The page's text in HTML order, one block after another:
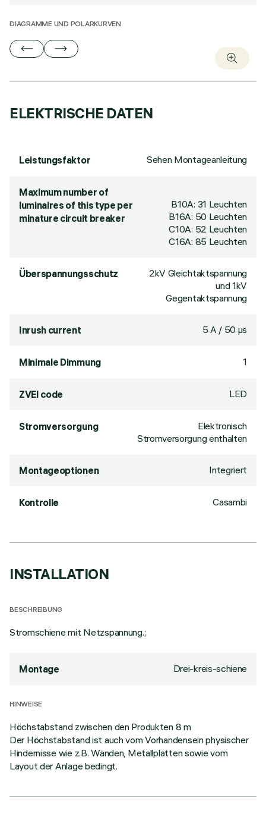
DIAGRAMME UND POLARKURVEN
ELEKTRISCHE DATEN
Leistungsfaktor Sehen Montageanleitung
Maximum number of
luminaires of this type per
minature circuit breaker
B10A: 31 Leuchten
B16A: 50 Leuchten
C10A: 52 Leuchten
C16A: 85 Leuchten
Überspannungsschutz
2kV Gleichtaktspannung
und 1kV
Gegentaktspannung
Inrush current 5 A / 50 µs
Minimale Dimmung 1
ZVEI code LED
Stromversorgung
Elektronisch
Stromversorgung enthalten
Montageoptionen Integriert
Kontrolle Casambi
INSTALLATION
BESCHREIBUNG
Stromschiene mit Netzspannung.;
Montage Drei-kreis-schiene
HINWEISE
Höchstabstand zwischen den Produkten 8 m
Der Höchstabstand ist auch vom Vorhandensein physischer
Hindernisse wie z.B. Wänden, Metallplatten sowie vom
Layout der Anlage bedingt.